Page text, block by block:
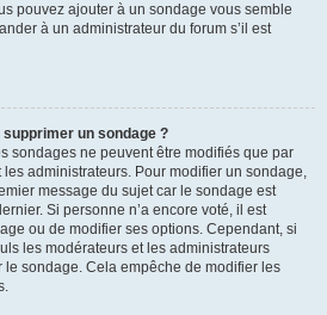
pouvez ajouter à un sondage vous semble
à un administrateur du forum s’il est
un sondage ?
sondages ne peuvent être modifiés que par
les administrateurs. Pour modifier un sondage,
message du sujet car le sondage est
Si personne n’a encore voté, il est
ou de modifier ses options. Cependant, si
les modérateurs et les administrateurs
sondage. Cela empêche de modifier les